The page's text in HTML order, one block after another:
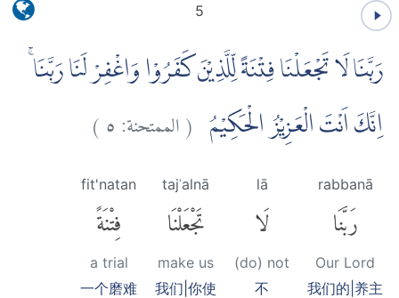
5
رَبَّنَا لَا تَجْعَلْنَا فِتْنَةً لِّلَّذِيْنَ كَفَرُوْا وَاغْفِرْ لَنَا رَبَّنَاۚ
اِنَّكَ اَنْتَ الْعَزِيْزُ الْحَكِيْمُ (الممتحنة:٥)
rabbanā
رَبَّنَا
Our Lord
我们的|养主
lā
لَا
(do) not
不
tajʿalnā
تَجْعَلْنَا
make us
我们|你使
fit'natan
فِتْنَةً
a trial
一个磨难